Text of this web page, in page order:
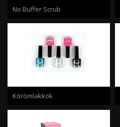
No Buffer Scrub
Körömlakkok